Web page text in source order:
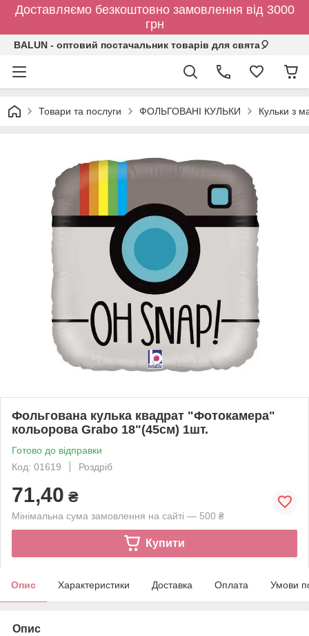
Доставляємо безкоштовно замовлення від 3000
грн
BALUN - оптовий постачальник товарів для свята🎈
Товари та послуги ФОЛЬГОВАНІ КУЛЬКИ Кульки з
Фольгована кулька квадрат "Фотокамера"
кольорова Grabo 18"(45см) 1шт.
Готово до відправки
Код: 01619
Роздріб
71,40 ₴
Мінімальна сума замовлення на сайті — 500 ₴
Купити
Опис Характеристики Доставка Оплата Умови
Опис